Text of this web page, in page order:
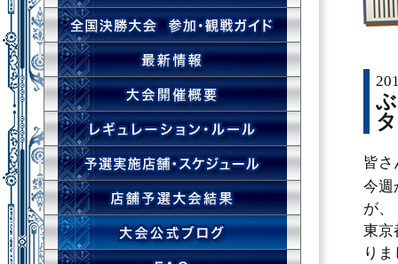
皆さ
今週
が、
東京
り